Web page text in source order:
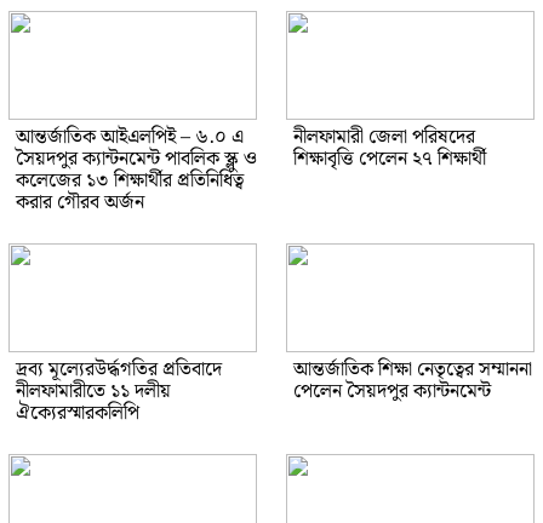
আন্তর্জাতিক আইএলপিই – ৬.০ এ
সৈয়দপুর ক্যান্টনমেন্ট পাবলিক স্ক্লু ও
কলেজের ১৩ শিক্ষার্থীর প্রতিনিধিত্ব
করার গৌরব অর্জন
নীলফামারী জেলা পরিষদের
শিক্ষাবৃত্তি পেলেন ২৭ শিক্ষার্থী
দ্রব্য মূল্যেরউর্দ্ধগতির প্রতিবাদে
নীলফামারীতে ১১ দলীয়
ঐক্যেরস্মারকলিপি
আন্তর্জাতিক শিক্ষা নেতৃত্বের সম্মাননা
পেলেন সৈয়দপুর ক্যান্টনমেন্ট